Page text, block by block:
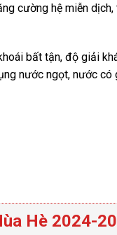
cường hệ miễn dịch,
bất tận, độ giải
nước ngọt, nước
Hè 2024-